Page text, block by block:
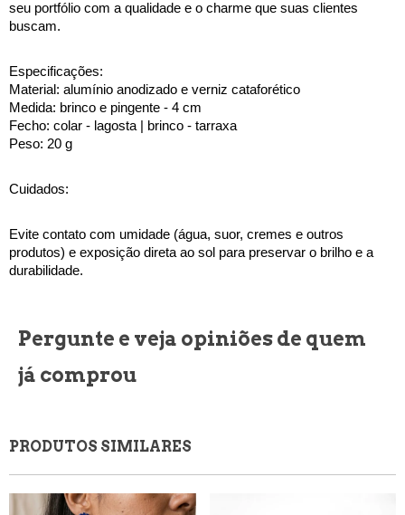
seu portfólio com a qualidade e o charme que suas clientes
buscam.
Especificações:
Material: alumínio anodizado e verniz cataforético
Medida: brinco e pingente - 4 cm
Fecho: colar - lagosta | brinco - tarraxa
Peso: 20 g
Cuidados:
Evite contato com umidade (água, suor, cremes e outros
produtos) e exposição direta ao sol para preservar o brilho e a
durabilidade.
Pergunte e veja opiniões de quem
já comprou
PRODUTOS SIMILARES